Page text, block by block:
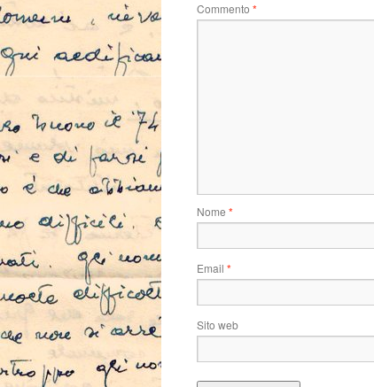
Commento *
Nome *
Email *
Sito web